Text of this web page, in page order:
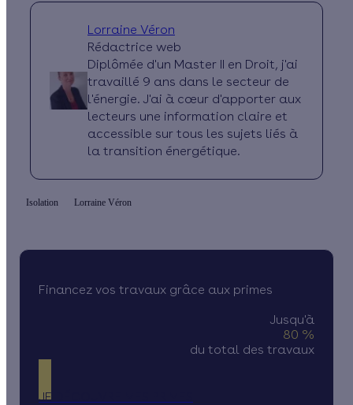
Lorraine Véron
Rédactrice web
Diplômée d'un Master II en Droit, j'ai
travaillé 9 ans dans le secteur de
l'énergie. J'ai à cœur d'apporter aux
lecteurs une information claire et
accessible sur tous les sujets liés à
la transition énergétique.
Isolation Lorraine Véron
Financez vos travaux grâce aux primes
Jusqu'à
80 %
du total des travaux
JE DÉCOUVRE MES PRIMES